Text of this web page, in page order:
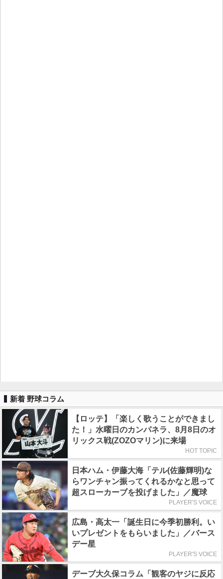
新着 野球コラム
【ロッテ】「楽しく歌うことができまし
た！」水曜日のカンパネラ、8月8日のオ
リックス戦(ZOZOマリン)に来場
HOT TOPIC
日本ハム・伊藤大海「テル(佐藤輝明)な
らワンチャン振ってくれるかなと思って
超スローカーブを投げました」／魔球
PLAYER'S VOICE
広島・高太一「誕生日に今季初勝利。い
いプレゼントをもらいました」／バース
デー星
PLAYER'S VOICE
デーブ大久保コラム「観客のヤジに反応